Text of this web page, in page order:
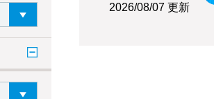
2026/08/07 更新